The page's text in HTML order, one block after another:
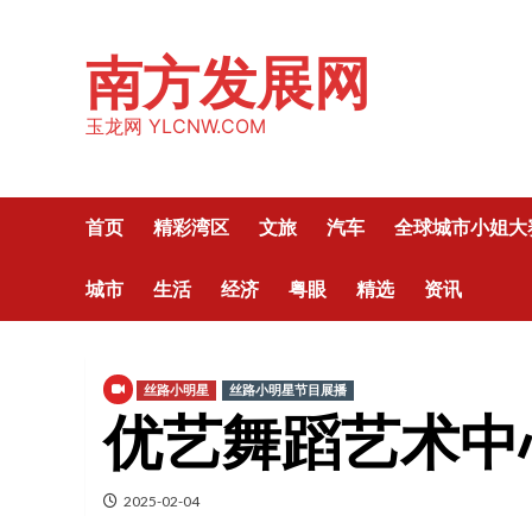
南方发展网
玉龙网 YLCNW.COM
首页 精彩湾区 文旅 汽车 全球城市小姐大
城市 生活 经济 粤眼 精选 资讯
丝路小明星 丝路小明星节目展播
优艺舞蹈艺术
2025-02-04